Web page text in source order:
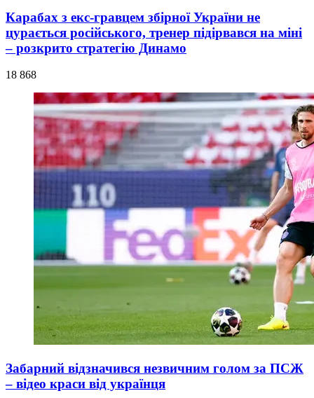
Карабах з екс-гравцем збірної України не
цурається російського, тренер підірвався на міні
– розкрито стратегію Динамо
18 868
Забарний відзначився незвичним голом за ПСЖ
– відео краси від українця